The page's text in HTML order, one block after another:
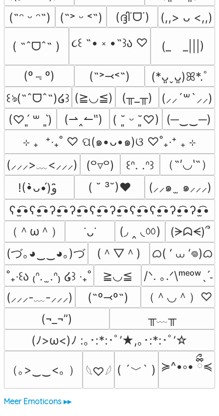
(˶ᵔ ᵕ ᵔ˶)
(˶˃ ᵕ ˂˶) (ദ്ദി˙ᗜ˙) (,,> ᴗ <,,)
( ˶ˆᗜˆ˵ ) ૮꒰ ˶• ༝ •˶꒱ა ♡ (_　_|||)
(º﹃º) (˶˃⤙˂˶)
(*ᴗ͈ˬᴗ͈)ꕤ*.ﾟ
꒰ঌ(˶ˆᗜˆ˵)໒꒱ (≧◡≦) (╥_╥)
(⸝⸝´꒳`⸝⸝)
(♡ˊ͈ ꒳ ˋ͈)
(⇀‸↼‶) ( ˘͈ ᵕ ˘͈♡)
(─‿‿─)
⊹ ₊  ⁺‧₊˚ ♡ ପ(๑•ᴗ•๑)ଓ ♡˚₊‧⁺ ₊ ⊹
(⸝⸝⸝>﹏<⸝⸝⸝)
(꒪▿꒪) ꒰ᐢ. .ᐢ꒱
（˶′◡‵˶）
( ˘ ³˘)♥
(⸝⸝๑  ̫ ๑⸝⸝⸝)
ʕ•̫͡•ʕ•̫͡•ʔ•̫͡•ʔ•̫͡•ʕ•̫͡•ʔ•̫͡•ʕ•̫͡•ʕ•̫͡•ʔ•̫͡•ʔ•̫͡•
（＾ω＾）
˙ᴗ˙ (◞ ‸ ◟ㆀ)
(ᗒᗣᗕ)՞
(づ｡◕‿‿◕｡)づ
(＾▽＾)
ᜊ( ‘ ⩊ ‘𖦹)ᜊ
˚₊‧꒰ა ₍ᐢ.  ̫.ᐢ₎ ໒꒱ ‧₊˚
≧◡≦
/ᐠ. ｡.ᐟ\ᵐᵉᵒʷˎˊ˗
(⸝⸝⸝-﹏-⸝⸝⸝)
(˶º⤙º˶)
（＾◡＾）♡
(¬_¬”)
╥﹏╥
(ﾉ>ω<)ﾉ :｡･:*:･ﾟ’★,｡･:*:･ﾟ’☆
（｡>‿‿<｡ ） 𓆩♡𓆪 ( ´﹀` ) ≽^•༚• ྀིྀ≼
Meer Emoticons ▸▸